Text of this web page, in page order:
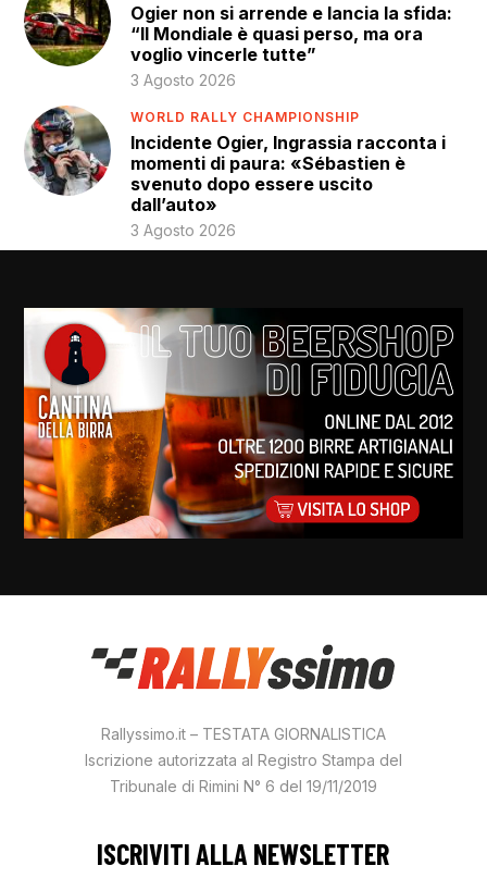
Ogier non si arrende e lancia la sfida:
“Il Mondiale è quasi perso, ma ora
voglio vincerle tutte”
3 Agosto 2026
WORLD RALLY CHAMPIONSHIP
Incidente Ogier, Ingrassia racconta i
momenti di paura: «Sébastien è
svenuto dopo essere uscito
dall’auto»
3 Agosto 2026
Rallyssimo.it – TESTATA GIORNALISTICA
Iscrizione autorizzata al Registro Stampa del
Tribunale di Rimini N° 6 del 19/11/2019
ISCRIVITI ALLA NEWSLETTER